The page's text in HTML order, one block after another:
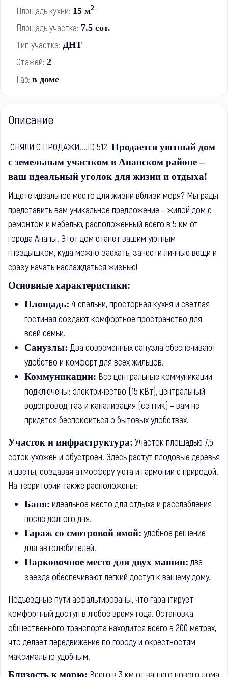
Площадь кухни: 15 м2
Площадь участка: 7.5 сот.
Тип участка: ДНТ
Этажей: 2
Газ: в доме
Описание
СНЯЛИ С ПРОДАЖИ....ID 512 Продается уютный дом
с земельным участком в Анапском районе –
ваш идеальный уголок для жизни и отдыха!
Ищете идеальное место для жизни вблизи моря? Мы рады
представить вам уникальное предложение – жилой дом с
ремонтом и мебелью, расположенный всего в 5 км от
города Анапы. Этот дом станет вашим уютным
гнездышком, куда можно заехать, занести личные вещи и
сразу начать наслаждаться жизнью!
Основные характеристики:
Площадь: 4 спальни, просторная кухня и светлая
гостиная создают комфортное пространство для
всей семьи.
Санузлы: Два современных санузла обеспечивают
удобство и комфорт для всех жильцов.
Коммуникации: Все центральные коммуникации
подключены: электричество (15 кВт), центральный
водопровод, газ и канализация (септик) – вам не
придется беспокоиться о бытовых удобствах.
Участок и инфраструктура: Участок площадью 7,5
соток ухожен и обустроен. Здесь растут плодовые деревья
и цветы, создавая атмосферу уюта и гармонии с природой.
На территории также расположены:
Баня: идеальное место для отдыха и расслабления
после долгого дня.
Гараж со смотровой ямой: удобное решение
для автолюбителей.
Парковочное место для двух машин: два
заезда обеспечивают легкий доступ к вашему дому.
Подъездные пути асфальтированы, что гарантирует
комфортный доступ в любое время года. Остановка
общественного транспорта находится всего в 200 метрах,
что делает передвижение по городу и окрестностям
максимально удобным.
Близость к морю: Всего в 3 км от вашего нового дома